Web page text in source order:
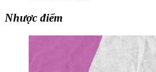
Nhược điểm